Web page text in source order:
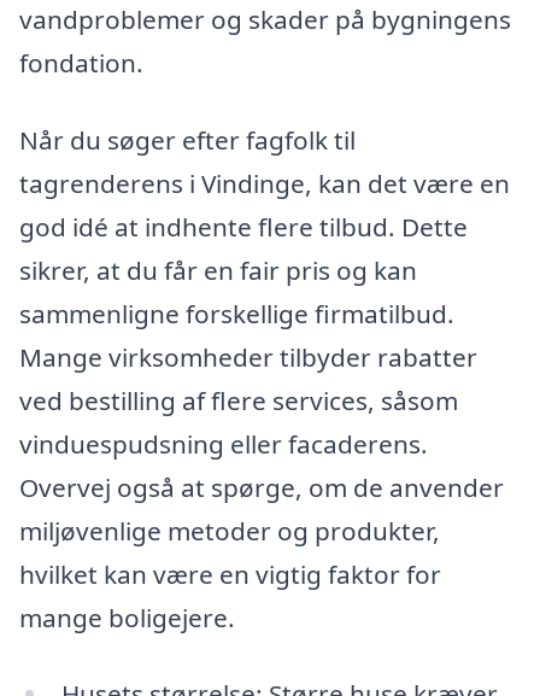
vandproblemer og skader på bygningens
fondation.
Når du søger efter fagfolk til
tagrenderens i Vindinge, kan det være en
god idé at indhente flere tilbud. Dette
sikrer, at du får en fair pris og kan
sammenligne forskellige firmatilbud.
Mange virksomheder tilbyder rabatter
ved bestilling af flere services, såsom
vinduespudsning eller facaderens.
Overvej også at spørge, om de anvender
miljøvenlige metoder og produkter,
hvilket kan være en vigtig faktor for
mange boligejere.